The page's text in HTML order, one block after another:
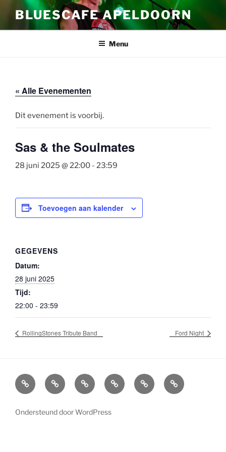
de
BLUESCAFE APELDOORN
Menu
« Alle Evenementen
Dit evenement is voorbij.
Sas & the Soulmates
28 juni 2025 @ 22:00 - 23:59
Toevoegen aan kalender
GEGEVENS
Datum:
28 juni 2025
Tijd:
22:00 - 23:59
RollingStones Tribute Band Ford Night
Agenda Boekingen
Bands
Info
en
Socials
Bluescafe
Home
Overlijden
William
Ondersteund door WordPress